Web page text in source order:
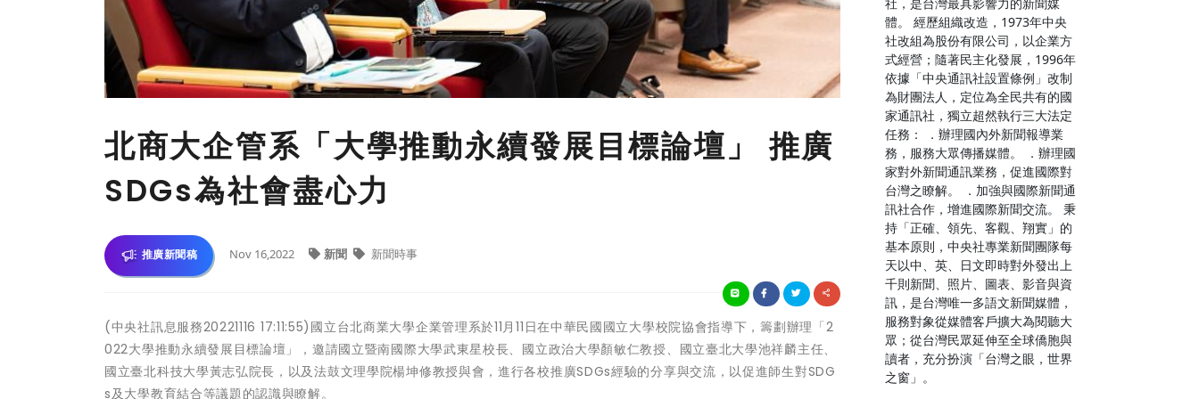
北商大企管系「大學推動永續發展目標論壇」 推廣
SDGs為社會盡心力
推廣新聞稿 Nov 16,2022 新聞 新聞時事
(中央社訊息服務20221116 17:11:55)國立台北商業大學企業管理系於11月11日在中華民國國立大學校院協會指導下，籌劃辦理「2
022大學推動永續發展目標論壇」，邀請國立暨南國際大學武東星校長、國立政治大學顏敏仁教授、國立臺北大學池祥麟主任、
國立臺北科技大學黃志弘院長，以及法鼓文理學院楊坤修教授與會，進行各校推廣SDGs經驗的分享與交流，以促進師生對SDG
s及大學教育結合等議題的認識與瞭解。
體。 經歷組織改造，1973年中央
社改組為股份有限公司，以企業方
式經營；隨著民主化發展，1996年
依據「中央通訊社設置條例」改制
為財團法人，定位為全民共有的國
家通訊社，獨立超然執行三大法定
任務： ．辦理國內外新聞報導業
務，服務大眾傳播媒體。 ．辦理國
家對外新聞通訊業務，促進國際對
台灣之瞭解。 ．加強與國際新聞通
訊社合作，增進國際新聞交流。 秉
持「正確、領先、客觀、翔實」的
基本原則，中央社專業新聞團隊每
天以中、英、日文即時對外發出上
千則新聞、照片、圖表、影音與資
訊，是台灣唯一多語文新聞媒體，
服務對象從媒體客戶擴大為閱聽大
眾；從台灣民眾延伸至全球僑胞與
讀者，充分扮演「台灣之眼，世界
之窗」。